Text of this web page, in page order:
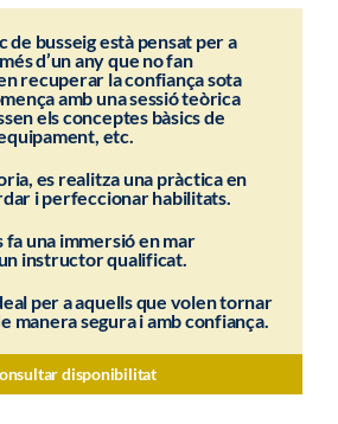
de busseig està pensat per a
d’un any que no fan
recuperar la confiança sota
amb una sessió teòrica
els conceptes bàsics de
etc.
es realitza una pràctica en
i perfeccionar habilitats.
fa una immersió en mar
instructor qualificat.
per a aquells que volen tornar
manera segura i amb confiança.
disponibilitat